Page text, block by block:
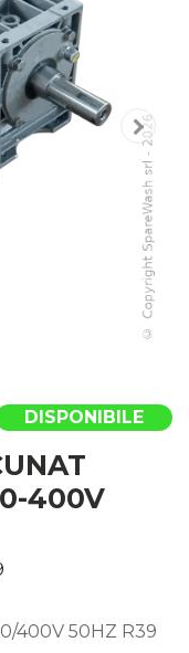
DISPONIBILE
400V
400V 50HZ R39